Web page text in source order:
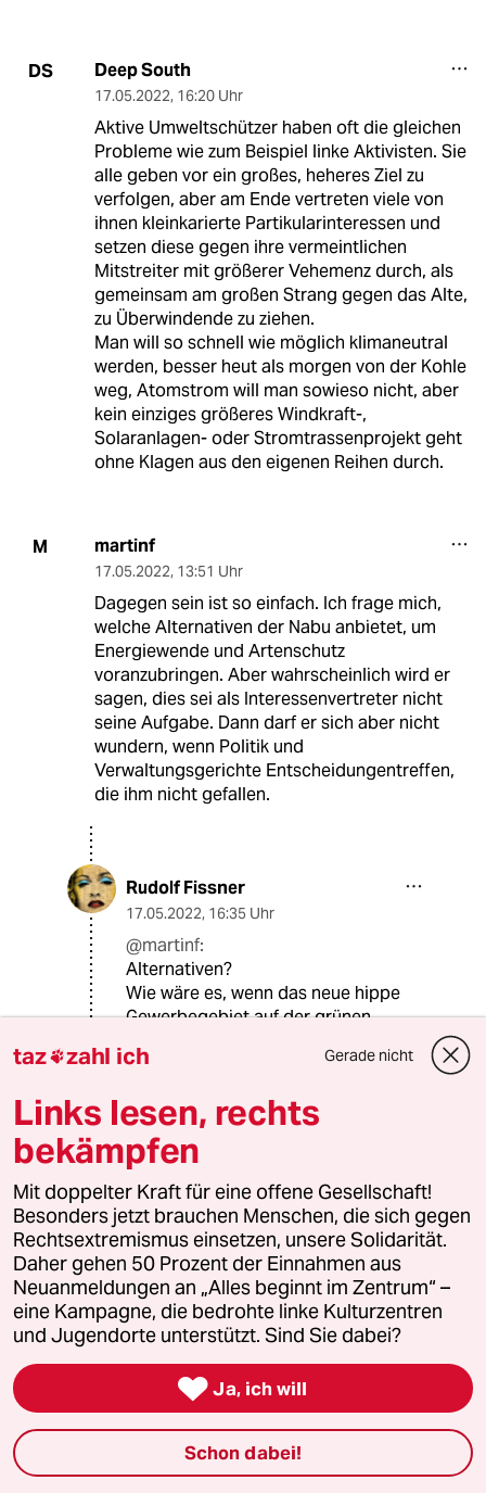
DS Deep South
17.05.2022, 16:20 Uhr
Aktive Umweltschützer haben oft die gleichen
Probleme wie zum Beispiel linke Aktivisten. Sie
alle geben vor ein großes, heheres Ziel zu
verfolgen, aber am Ende vertreten viele von
ihnen kleinkarierte Partikularinteressen und
setzen diese gegen ihre vermeintlichen
Mitstreiter mit größerer Vehemenz durch, als
gemeinsam am großen Strang gegen das Alte,
zu Überwindende zu ziehen.
Man will so schnell wie möglich klimaneutral
werden, besser heut als morgen von der Kohle
weg, Atomstrom will man sowieso nicht, aber
kein einziges größeres Windkraft-,
Solaranlagen- oder Stromtrassenprojekt geht
ohne Klagen aus den eigenen Reihen durch.
M martinf
17.05.2022, 13:51 Uhr
Dagegen sein ist so einfach. Ich frage mich,
welche Alternativen der Nabu anbietet, um
Energiewende und Artenschutz
voranzubringen. Aber wahrscheinlich wird er
sagen, dies sei als Interessenvertreter nicht
seine Aufgabe. Dann darf er sich aber nicht
wundern, wenn Politik und
Verwaltungsgerichte Entscheidungentreffen,
die ihm nicht gefallen.
Rudolf Fissner
17.05.2022, 16:35 Uhr
@martinf:
Alternativen?
Wie wäre es, wenn das neue hippe
Gewerbegebiet auf der grünen
Windenergie nicht gebaut würde und
noch zusätzlich renaturiert werden.
Klimaschutz ist in erster Linie
Konsumschutz, nicht Artenschutz.
CF Christian Frank
17.05.2022, 12:08 Uhr
Die Position des NABU ist deshalb so
unverständlich, weil es bisher noch nicht
einmal klar ist, ob die Windenergie für Vögel
überhaupt ein Problem darstellen?! Die
bekannten Zahlen und Beobachtungen
keine größere Gefahr darstellen. So rangiert
die Windenergie bei den größten Gefahren
taz zahl ich Gerade nicht
Links lesen, rechts
bekämpfen
Mit doppelter Kraft für eine offene Gesellschaft!
Besonders jetzt brauchen Menschen, die sich gegen
Rechtsextremismus einsetzen, unsere Solidarität.
Daher gehen 50 Prozent der Einnahmen aus
Neuanmeldungen an „Alles beginnt im Zentrum“ –
eine Kampagne, die bedrohte linke Kulturzentren
und Jugendorte unterstützt. Sind Sie dabei?
 Ja, ich will
Schon dabei!